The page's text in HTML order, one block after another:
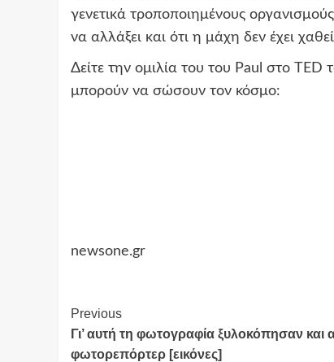
γενετικά τροποποιημένους
να αλλάξει και ότι η μάχη δεν έχει
Δείτε την ομιλία του του Paul στο TED
μπορούν να σώσουν τον κόσμο:
newsone.gr
Continue
Reading
Previous
Γι’ αυτή τη φωτογραφία ξυλοκόπησαν και
φωτορεπόρτερ [εικόνες]